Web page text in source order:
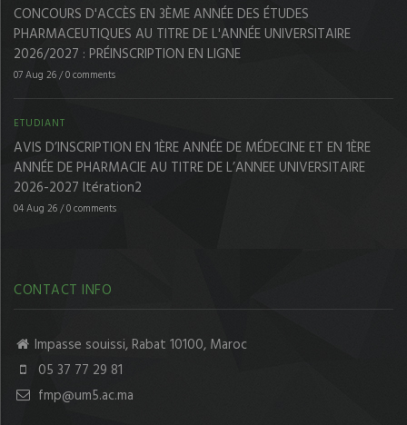
CONCOURS D'ACCÈS EN 3ÈME ANNÉE DES ÉTUDES
PHARMACEUTIQUES AU TITRE DE L'ANNÉE UNIVERSITAIRE
2026/2027 : PRÉINSCRIPTION EN LIGNE
07 Aug 26/0 comments
ETUDIANT
AVIS D’INSCRIPTION EN 1ÈRE ANNÉE DE MÉDECINE ET EN 1ÈRE
ANNÉE DE PHARMACIE AU TITRE DE L’ANNEE UNIVERSITAIRE
2026-2027 Itération2
04 Aug 26/0 comments
CONTACT INFO
Impasse souissi, Rabat 10100, Maroc
05 37 77 29 81
fmp@um5.ac.ma